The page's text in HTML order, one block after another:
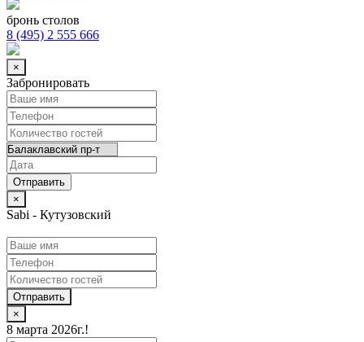
бронь столов
8 (495) 2 555 666
×
Забронировать
×
Sabi - Кутузовский
Отправить
×
8 марта 2026г.!